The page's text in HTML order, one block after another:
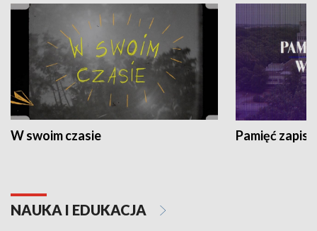
W swoim czasie Pamięć
NAUKA I EDUKACJA